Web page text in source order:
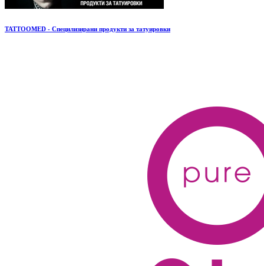
TATTOOMED - Специлизирани продукти за татуировки